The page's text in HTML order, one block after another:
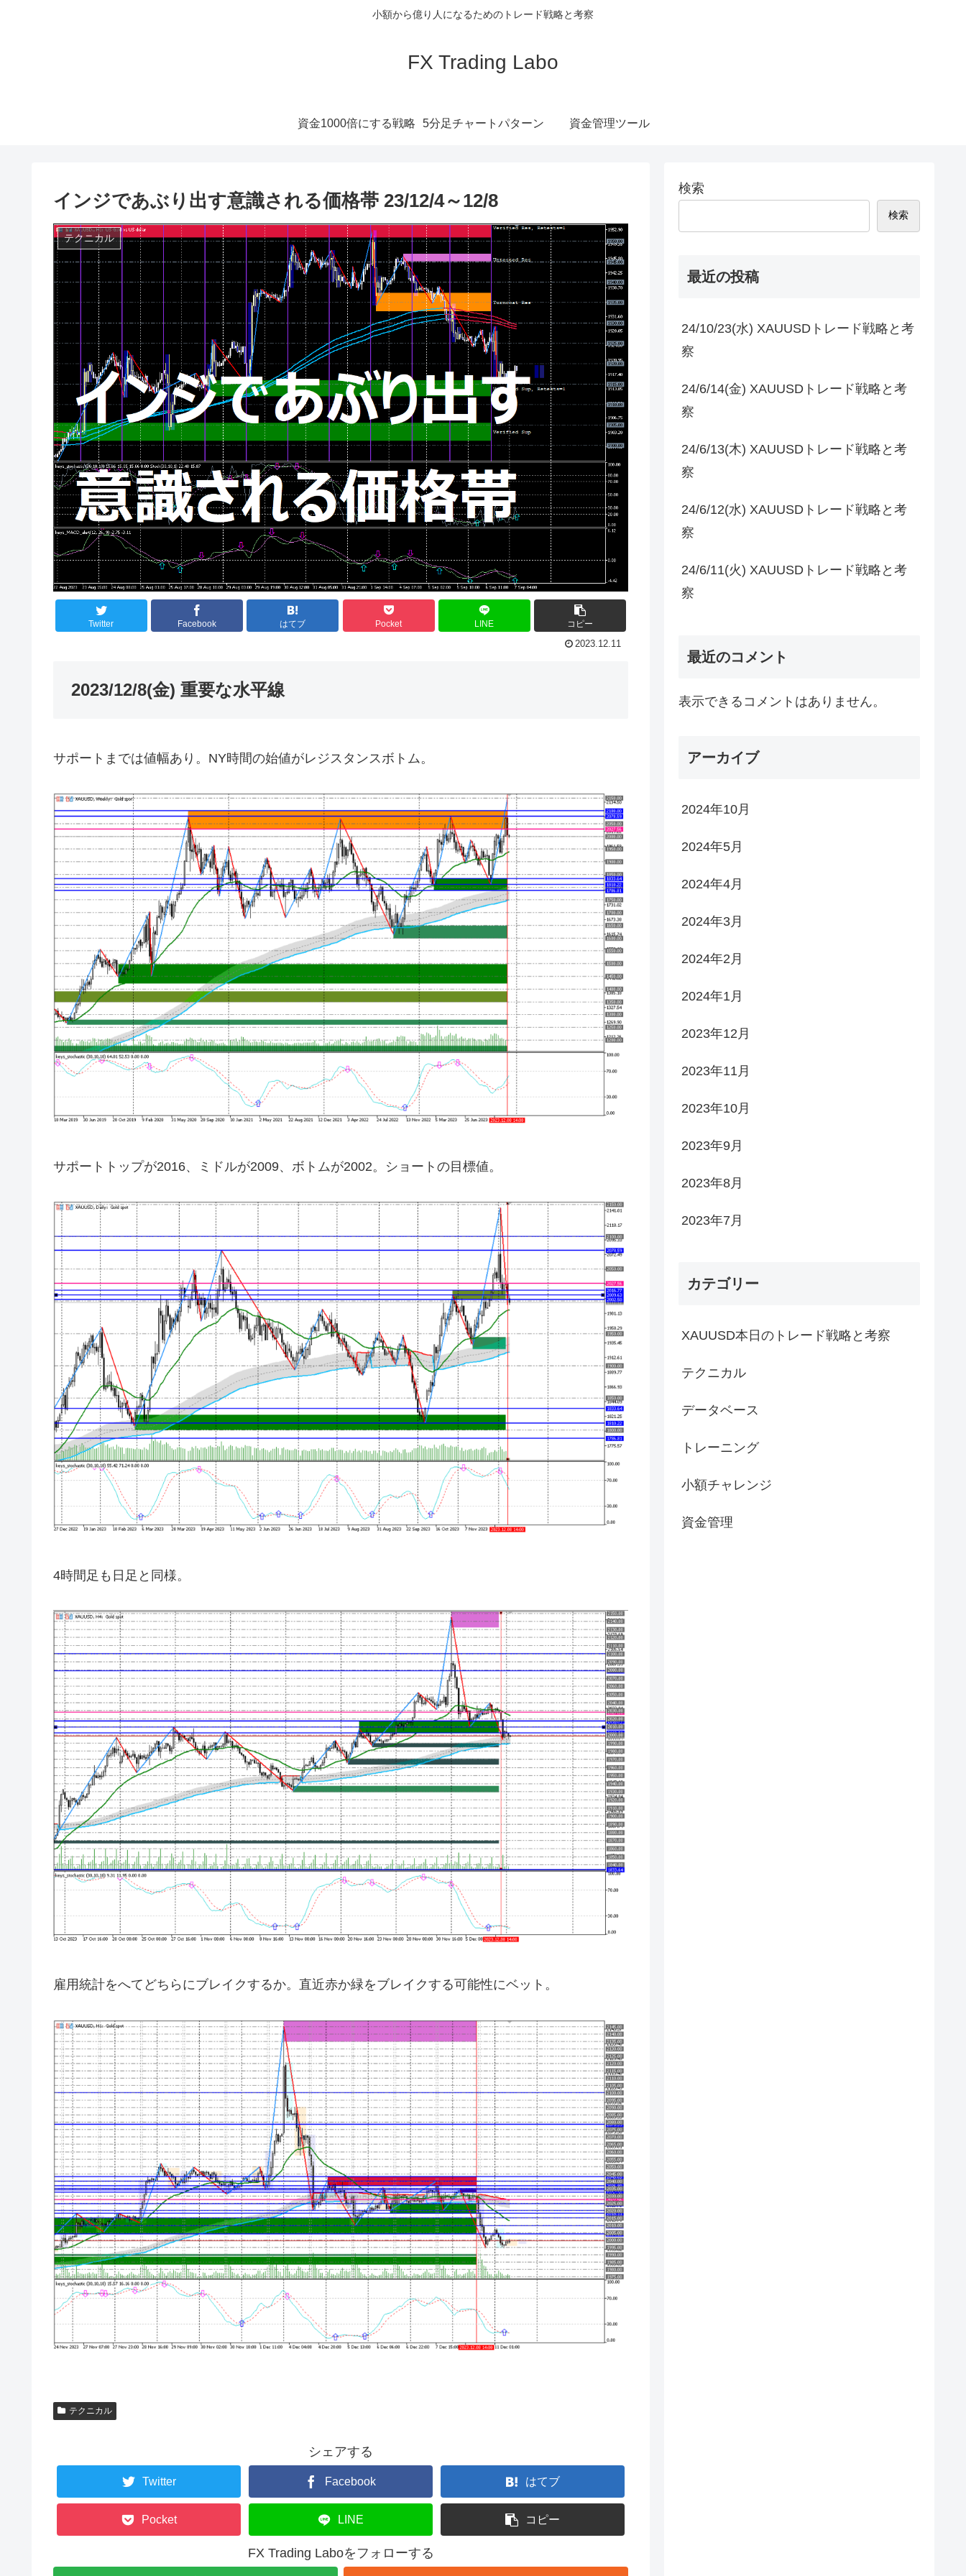
小額から億り人になるためのトレード戦略と考察
FX Trading Labo
資金1000倍にする戦略 5分足チャートパターン 資金管理ツール
インジであぶり出す意識される価格帯 23/12/4～12/8
テクニカル
Twitter Facebook はてブ Pocket LINE コピー
2023.12.11
2023/12/8(金) 重要な水平線
サポートまでは値幅あり。NY時間の始値がレジスタンスボトム。
サポートトップが2016、ミドルが2009、ボトムが2002。ショートの目標値。
4時間足も日足と同様。
雇用統計をへてどちらにブレイクするか。直近赤か緑をブレイクする可能性にベット。
テクニカル
シェアする
Twitter Facebook はてブ
Pocket LINE コピー
FX Trading Laboをフォローする
検索
検索
最近の投稿
24/10/23(水) XAUUSDトレード戦略と考
察
24/6/14(金) XAUUSDトレード戦略と考
察
24/6/13(木) XAUUSDトレード戦略と考
察
24/6/12(水) XAUUSDトレード戦略と考
察
24/6/11(火) XAUUSDトレード戦略と考
察
最近のコメント
表示できるコメントはありません。
アーカイブ
2024年10月
2024年5月
2024年4月
2024年3月
2024年2月
2024年1月
2023年12月
2023年11月
2023年10月
2023年9月
2023年8月
2023年7月
カテゴリー
XAUUSD本日のトレード戦略と考察
テクニカル
データベース
トレーニング
小額チャレンジ
資金管理